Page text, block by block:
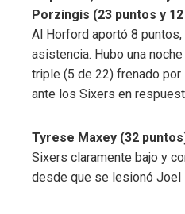
Porzingis (23 puntos y
Al Horford aportó 8
asistencia. Hubo una
triple (5 de 22) frenado
ante los Sixers en
Tyrese Maxey (32
Sixers claramente bajo y
desde que se lesionó Joel